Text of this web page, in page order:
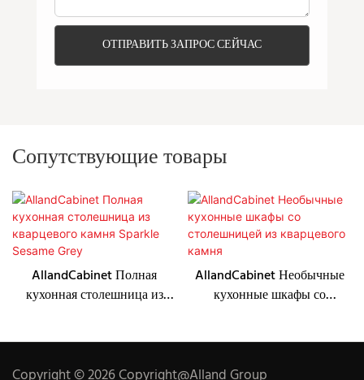
ОТПРАВИТЬ ЗАПРОС СЕЙЧАС
Сопутствующие товары
AllandCabinet Полная
кухонная столешница из
AllandCabinet Необычные
кухонные шкафы со
Copyright © 2026 Copyright@Alland Group